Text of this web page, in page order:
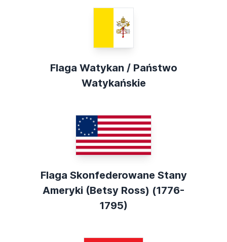
Flaga Watykan / Państwo
Watykańskie
Flaga Skonfederowane Stany
Ameryki (Betsy Ross) (1776-
1795)